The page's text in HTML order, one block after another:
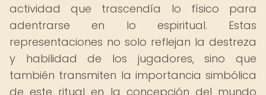
actividad que trascendía lo físico para
adentrarse en lo espiritual. Estas
representaciones no solo reflejan la destreza
y habilidad de los jugadores, sino que
también transmiten la importancia simbólica
de este ritual en la concepción del mundo